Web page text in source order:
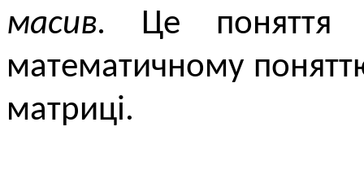
масив. Це поняття
математичному
матриці.